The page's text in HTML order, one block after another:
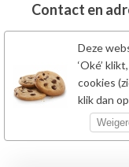
Deze
‘Oké’
cookies
klik dan op
Contact en
Power
Fahrenheitstraat 7
6662PZ Elst Gld
Nederland
Tel: 0481-707138